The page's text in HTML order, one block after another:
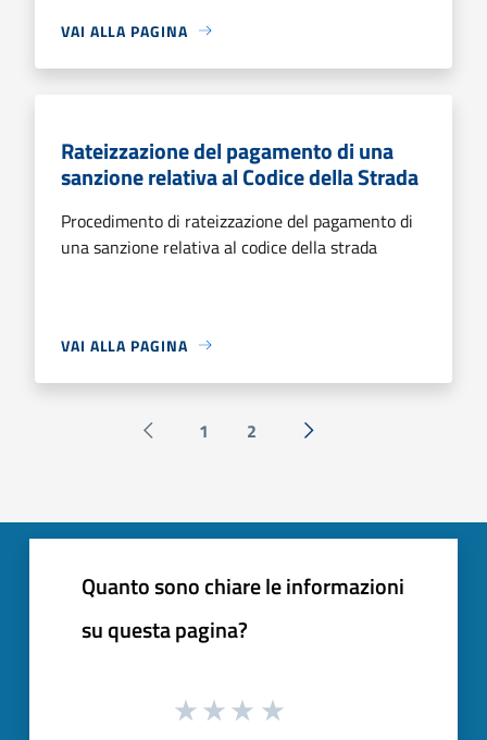
VAI ALLA PAGINA
Rateizzazione del pagamento di una
sanzione relativa al Codice della Strada
Procedimento di rateizzazione del pagamento di
una sanzione relativa al codice della strada
VAI ALLA PAGINA
Pagina precedente
1 2 Successiva »
Quanto sono chiare le informazioni
su questa pagina?